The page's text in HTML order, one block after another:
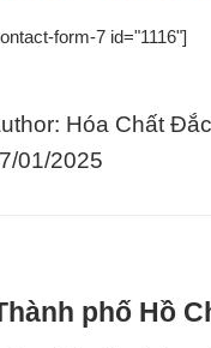
form-7 id="1116"]
Hóa Chất
01/2025
phố Hồ